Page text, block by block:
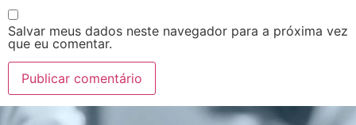
Salvar meus dados neste navegador para a próxima vez
que eu comentar.